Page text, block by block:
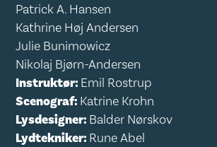
Patrick A. Hansen
Kathrine Høj Andersen
Julie Bunimowicz
Nikolaj Bjørn-Andersen
Instruktør: Emil Rostrup
Scenograf: Katrine Krohn
Lysdesigner: Balder Nørskov
Lydtekniker: Rune Abel